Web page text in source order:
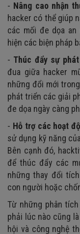
- Nâng cao nhận
hacker có thể giúp
các mối đe dọa
hiện các biện pháp
- Thúc đẩy sự
đua giữa hacker
những đổi mới
phát triển các giải
đe dọa ngày càng
- Hỗ trợ các hoạt
sử dụng kỹ năng
Bên cạnh đó,
để thúc đẩy các
những thay đổi
con người hoặc
Từ những phân
phải lúc nào cũng
hội và công nghệ